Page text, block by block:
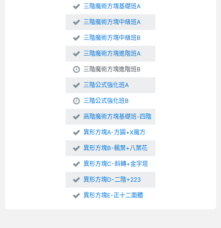
三階魔術方塊基礎班A
三階魔術方塊中級班A
三階魔術方塊中級班B
三階魔術方塊進階班A
三階魔術方塊進階班B
三階公式強化班A
三階公式強化班B
高階魔術方塊基礎班-四階
異形方塊A-方圓+X魔方
異形方塊B-楓葉+八葉花
異形方塊C-斜轉+金字塔
異形方塊D-二階+223
異形方塊E-正十二面體